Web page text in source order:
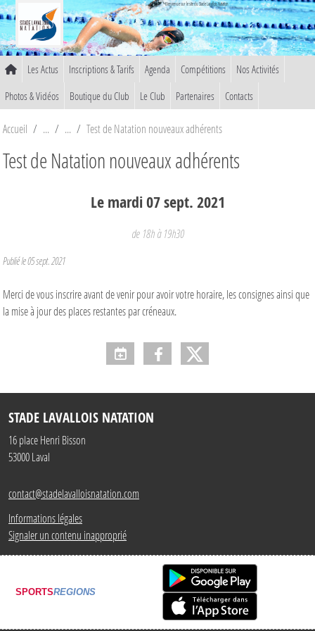
Bienvenue sur le site du Stade Lavallois Natation
Les Actus Inscriptions & Tarifs Agenda Compétitions
Nos Activités
Photos & Vidéos
Boutique du Club Le Club Partenaires Contacts
Accueil Test de Natation nouveaux adhérents
Test de Natation nouveaux adhérents
Lemardi07sept.2021
de 18h à 19h30
Publié le05 sept. 2021
Merci de vous inscrire avant de venir pour avoir votre horaire, les consignes ainsi que
la mise à jour des places restantes par créneaux.
STADE LAVALLOIS NATATION
16 place Henri Bisson
53000Laval
contact@stadelavalloisnatation.com
Informations légales
Signaler un contenu inapproprié
SPORTSREGIONS
Panneau de gestion des cookies